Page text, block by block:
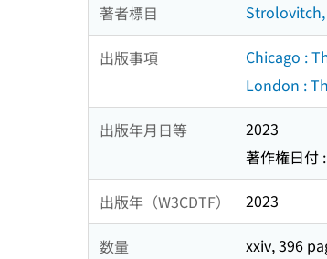
著者標目 Strolovitch,
出版事項
Chicago :
London :
出版年月日等
2023
著作権日付
出版年（W3CDTF） 2023
数量 xxiv, 396